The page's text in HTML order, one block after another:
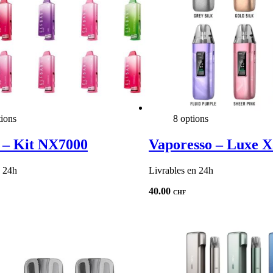
Kit NX7000
24h
8 options
Vaporesso – Luxe
Livrables en 24h
40.00 CHF